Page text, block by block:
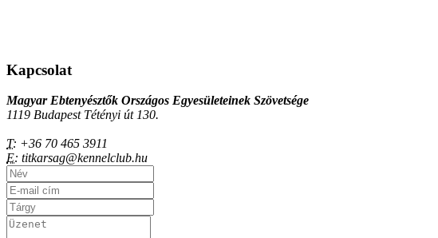
Kapcsolat
Magyar Ebtenyésztők Országos Egyesületeinek Szövetsége
1119 Budapest Tétényi út 130.
T: +36 70 465 3911
E: titkarsag@kennelclub.hu